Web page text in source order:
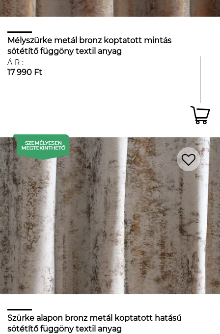
Mélyszürke metál bronz koptatott mintás
sötétítő függöny textil anyag
ÁR:
17 990 Ft
Szürke alapon bronz metál koptatott hatású
sötétítő függöny textil anyag